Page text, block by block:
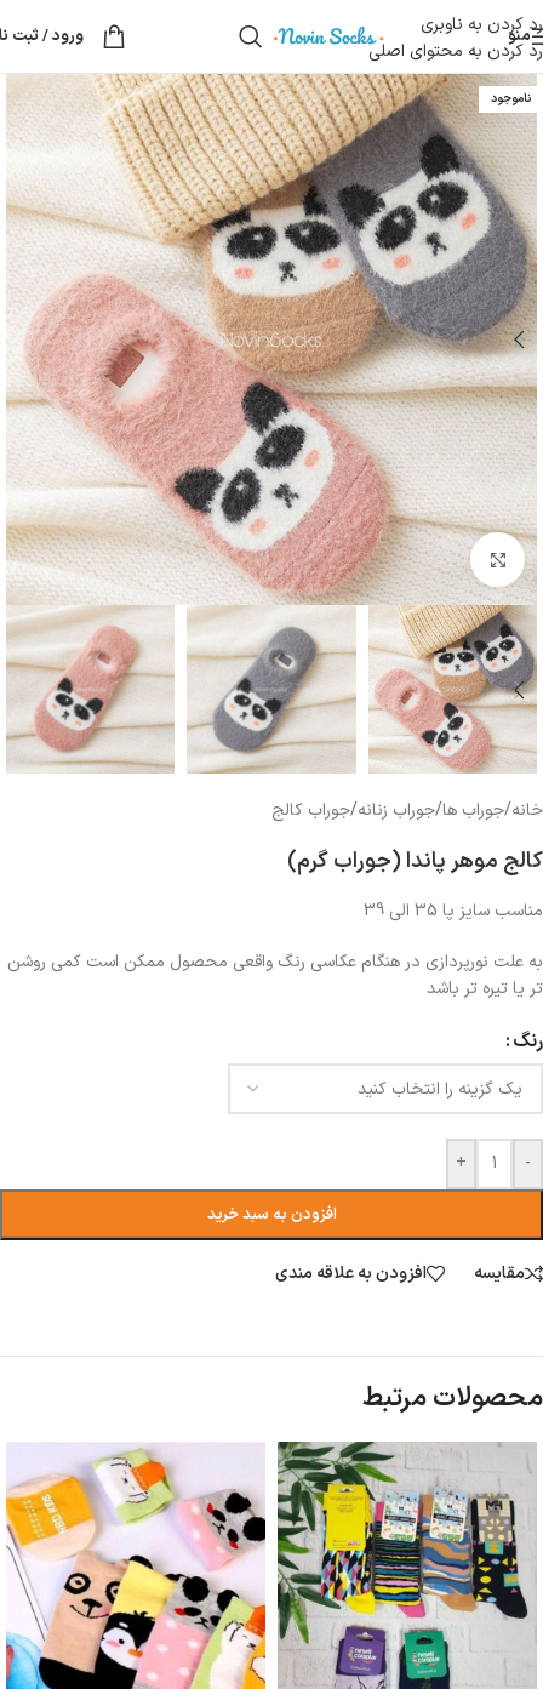
رد کردن به ناوبری
رد کردن به محتوای اصلی
منو ورود / ثبت
ناموجود
بزرگنمایی تصویر
خانه/جوراب ها/جوراب زنانه/جوراب کالج
کالج موهر پاندا (جوراب گرم)
مناسب سایز پا 35 الی 39
به علت نورپردازی در هنگام عکاسی رنگ واقعی محصول ممکن است کمی روشن
تر یا تیره تر باشد
رنگ
-
+
افزودن به سبد خرید
مقایسه افزودن به علاقه مندی
محصولات مرتبط